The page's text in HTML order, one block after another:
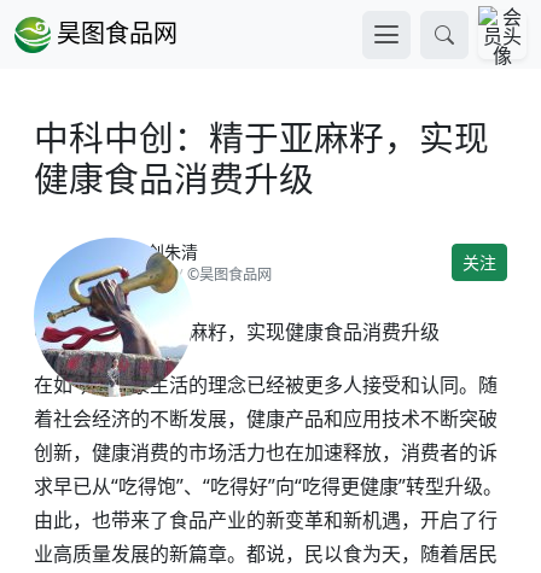
昊图食品网
中科中创：精于亚麻籽，实现
健康食品消费升级
中科中创朱清
2022-11-18/©昊图食品网
关注
中科中创：精于亚麻籽，实现健康食品消费升级
在如今，健康生活的理念已经被更多人接受和认同。随
着社会经济的不断发展，健康产品和应用技术不断突破
创新，健康消费的市场活力也在加速释放，消费者的诉
求早已从“吃得饱”、“吃得好”向“吃得更健康”转型升级。
由此，也带来了食品产业的新变革和新机遇，开启了行
业高质量发展的新篇章。都说，民以食为天，随着居民